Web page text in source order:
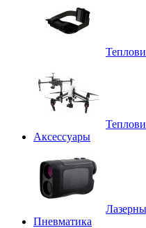
Аксессуары
Пневматика